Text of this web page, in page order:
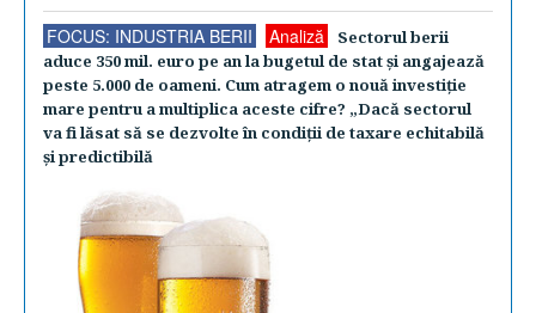
FOCUS: INDUSTRIA BERII Analiză
Sectorul berii
aduce 350 mil. euro pe an la bugetul de stat şi angajează
peste 5.000 de oameni. Cum atragem o nouă investiţie
mare pentru a multiplica aceste cifre? „Dacă sectorul
va fi lăsat să se dezvolte în condiţii de taxare echitabilă
şi predictibilă